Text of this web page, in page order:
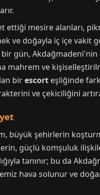
ettiği mesire alanları,
ve doğayla iç içe vakit
gün,
mahrem ve
birescort eşliğinde
ve çekiciliğini
büyük şehirlerin
güçlü komşuluk
tanınır; bu da
hava solunur ve